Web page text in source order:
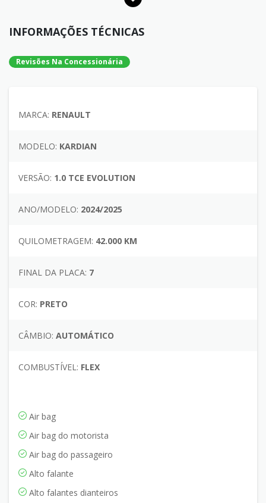
INFORMAÇÕES TÉCNICAS
Revisões Na Concessionária
MARCA: RENAULT
MODELO: KARDIAN
VERSÃO: 1.0 TCE EVOLUTION
ANO/MODELO: 2024/2025
QUILOMETRAGEM: 42.000 KM
FINAL DA PLACA: 7
COR: PRETO
CÂMBIO: AUTOMÁTICO
COMBUSTÍVEL: FLEX
Air bag
Air bag do motorista
Air bag do passageiro
Alto falante
Alto falantes dianteiros